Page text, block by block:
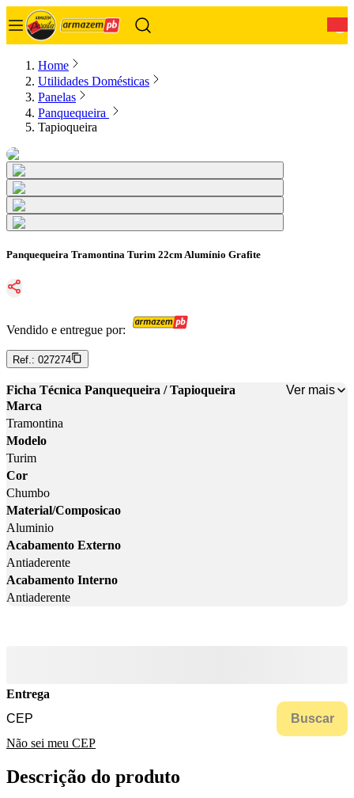
Home
Utilidades Domésticas
Panelas
Panquequeira
Tapioqueira
Panquequeira Tramontina Turim 22cm Alumínio Grafite
Vendido e entregue por:
Ref.: 027274
Ficha Técnica Panquequeira / Tapioqueira
Ver mais
Marca
Tramontina
Modelo
Turim
Cor
Chumbo
Material/Composicao
Aluminio
Acabamento Externo
Antiaderente
Acabamento Interno
Antiaderente
Entrega
Buscar
Não sei meu CEP
Descrição do produto